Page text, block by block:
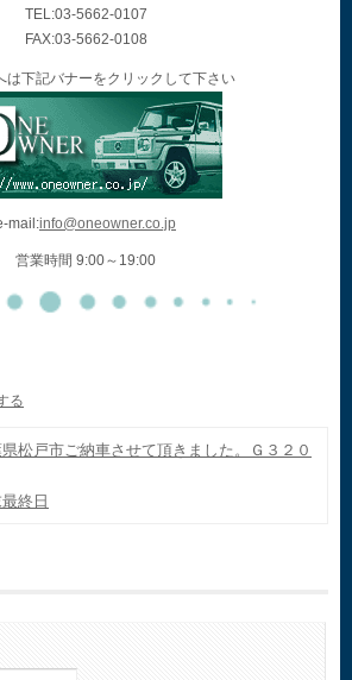
TEL:03-5662-0107
FAX:03-5662-0108
は下記バナーをクリックして下さい
mail:info@oneowner.co.jp
営業時間 9:00～19:00
松戸市ご納車させて頂きました。Ｇ３２０
終日